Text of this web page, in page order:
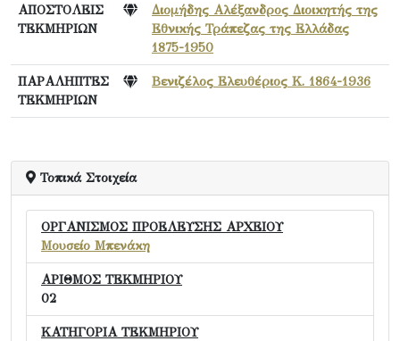
ΑΠΟΣΤΟΛΕΙΣ
ΤΕΚΜΗΡΙΩΝ
Διομήδης Αλέξανδρος Διοικητής της
Εθνικής Τράπεζας της Ελλάδας
1875-1950
ΠΑΡΑΛΗΠΤΕΣ
ΤΕΚΜΗΡΙΩΝ
Βενιζέλος Ελευθέριος Κ. 1864-1936
Τοπικά Στοιχεία
ΟΡΓΑΝΙΣΜΟΣ ΠΡΟΕΛΕΥΣΗΣ ΑΡΧΕΙΟΥ
Μουσείο Μπενάκη
ΑΡΙΘΜΟΣ ΤΕΚΜΗΡΙΟΥ
02
ΚΑΤΗΓΟΡΙΑ ΤΕΚΜΗΡΙΟΥ